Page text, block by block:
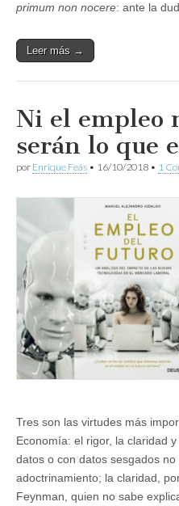
primum non nocere: ante la
Leer más →
Ni el empleo
serán lo que
por Enrique Feás • 16/10/2018 • 1
Tres son las virtudes más
Economía: el rigor, la claridad
datos o con datos sesgados
adoctrinamiento; la claridad,
Feynman, quien no sabe